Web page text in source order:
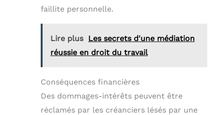
faillite personnelle.
Lire plus Les secrets d'une médiation
réussie en droit du travail
Conséquences financières
Des dommages-intérêts peuvent être
réclamés par les créanciers lésés par une